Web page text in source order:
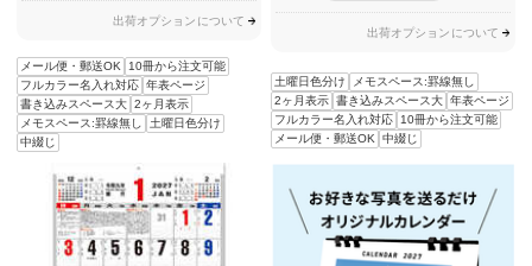
出荷オプションについて
メール便・郵送OK 10冊から注文可能
フルカラー名入れ対応 年表ページ
書き込みスペース大 2ヶ月表示
メモスペース:罫線無し
土曜日色分け
中綴じ
出荷オプションについて
土曜日色分け
メモスペース:罫線無し
2ヶ月表示 書き込みスペース大 年表ページ
フルカラー名入れ対応
10冊から注文可能
メール便・郵送OK
中綴じ